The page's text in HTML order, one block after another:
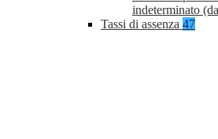
indeterminato
Tassi di assenza 47